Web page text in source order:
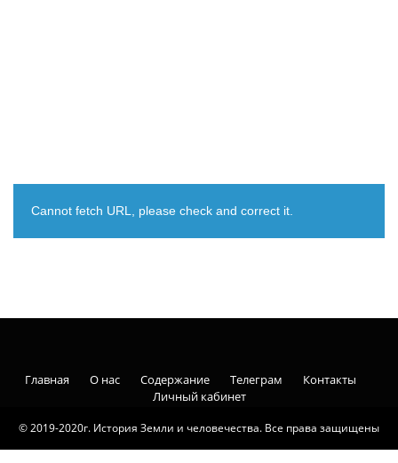
Cannot fetch URL, please check and correct it.
© 2019-2020г. История Земли и человечества. Все права защищены
Главная О нас Содержание Телеграм
Контакты
Личный кабинет